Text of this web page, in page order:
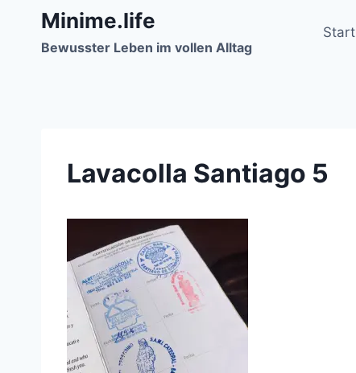
springen
Minime.life
Bewusster Leben im vollen Alltag
Start
Lavacolla Santiago 5